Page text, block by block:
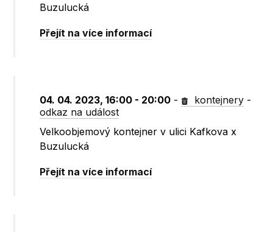
Buzulucká
Přejít na více informací
04. 04. 2023, 16:00 - 20:00 - kontejnery -
odkaz na událost
Velkoobjemový kontejner v ulici Kafkova x
Buzulucká
Přejít na více informací